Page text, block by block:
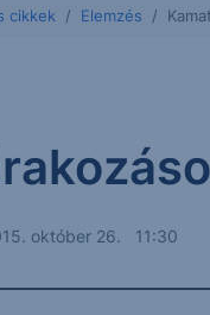
cikkek Elemzés
október 26. 11:30